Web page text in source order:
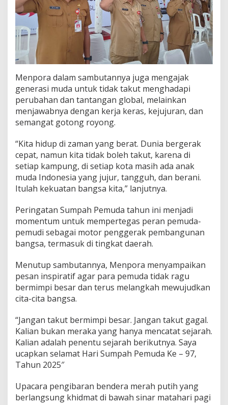
Menpora dalam sambutannya juga mengajak
generasi muda untuk tidak takut menghadapi
perubahan dan tantangan global, melainkan
menjawabnya dengan kerja keras, kejujuran, dan
semangat gotong royong.
“Kita hidup di zaman yang berat. Dunia bergerak
cepat, namun kita tidak boleh takut, karena di
setiap kampung, di setiap kota masih ada anak
muda Indonesia yang jujur, tangguh, dan berani.
Itulah kekuatan bangsa kita,” lanjutnya.
Peringatan Sumpah Pemuda tahun ini menjadi
momentum untuk mempertegas peran pemuda-
pemudi sebagai motor penggerak pembangunan
bangsa, termasuk di tingkat daerah.
Menutup sambutannya, Menpora menyampaikan
pesan inspiratif agar para pemuda tidak ragu
bermimpi besar dan terus melangkah mewujudkan
cita-cita bangsa.
“Jangan takut bermimpi besar. Jangan takut gagal.
Kalian bukan meraka yang hanya mencatat sejarah.
Kalian adalah penentu sejarah berikutnya. Saya
ucapkan selamat Hari Sumpah Pemuda Ke – 97,
Tahun 2025″
Upacara pengibaran bendera merah putih yang
berlangsung khidmat di bawah sinar matahari pagi